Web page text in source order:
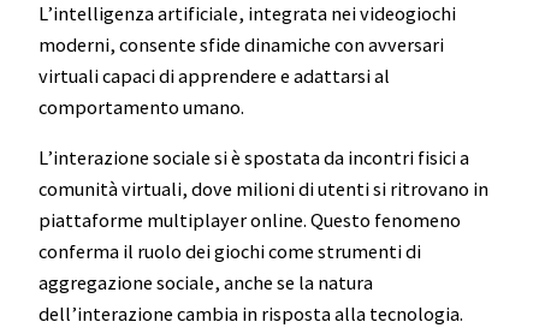
L’intelligenza artificiale, integrata nei videogiochi
moderni, consente sfide dinamiche con avversari
virtuali capaci di apprendere e adattarsi al
comportamento umano.
L’interazione sociale si è spostata da incontri fisici a
comunità virtuali, dove milioni di utenti si ritrovano in
piattaforme multiplayer online. Questo fenomeno
conferma il ruolo dei giochi come strumenti di
aggregazione sociale, anche se la natura
dell’interazione cambia in risposta alla tecnologia.